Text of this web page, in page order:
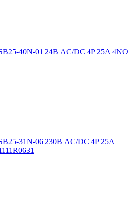
40N-01 24В AC/DC 4P 25A 4NO
31N-06 230В AC/DC 4P 25A